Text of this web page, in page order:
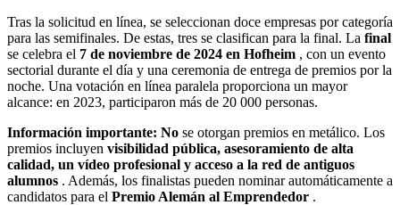
Tras la solicitud en línea, se seleccionan doce empresas por categoría
para las semifinales. De estas, tres se clasifican para la final. La final
se celebra el 7 de noviembre de 2024 en Hofheim , con un evento
sectorial durante el día y una ceremonia de entrega de premios por la
noche. Una votación en línea paralela proporciona un mayor
alcance: en 2023, participaron más de 20 000 personas.
Información importante: No se otorgan premios en metálico. Los
premios incluyen visibilidad pública, asesoramiento de alta
calidad, un vídeo profesional y acceso a la red de antiguos
alumnos . Además, los finalistas pueden nominar automáticamente a
candidatos para el Premio Alemán al Emprendedor .